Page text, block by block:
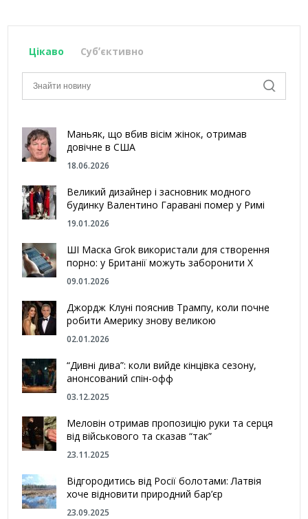
Цікаво Субʼєктивно
Маньяк, що вбив вісім жінок, отримав
довічне в США
18.06.2026
Великий дизайнер і засновник модного
будинку Валентино Гаравані помер у Римі
19.01.2026
ШІ Маска Grok використали для створення
порно: у Британії можуть заборонити Х
09.01.2026
Джордж Клуні пояснив Трампу, коли почне
робити Америку знову великою
02.01.2026
“Дивні дива”: коли вийде кінцівка сезону,
анонсований спін-офф
03.12.2025
Меловін отримав пропозицію руки та серця
від військового та сказав “так”
23.11.2025
Відгородитись від Росії болотами: Латвія
хоче відновити природний бар’єр
23.09.2025